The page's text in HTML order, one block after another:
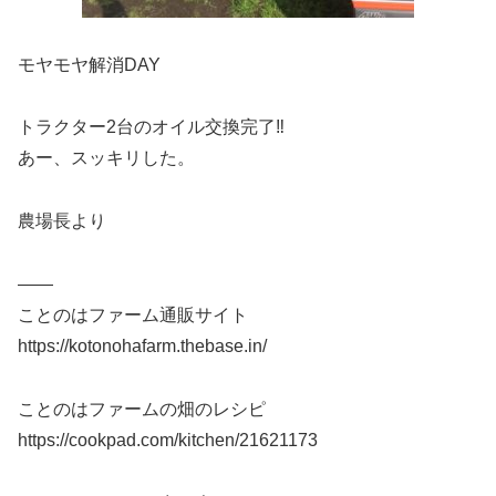
モヤモヤ解消DAY
トラクター2台のオイル交換完了‼️
あー、スッキリした。
農場長より
——
ことのはファーム通販サイト
https://kotonohafarm.thebase.in/
ことのはファームの畑のレシピ
https://cookpad.com/kitchen/21621173